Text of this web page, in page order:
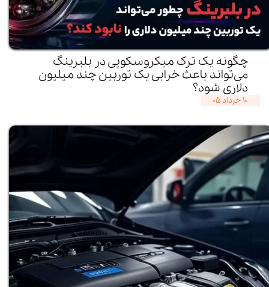
چگونه یک ترک میکروسکوپی در بلبرینگ
می‌تواند باعث خرابی یک توربین چند میلیون
دلاری شود؟
۱۰ خرداد ۰۵